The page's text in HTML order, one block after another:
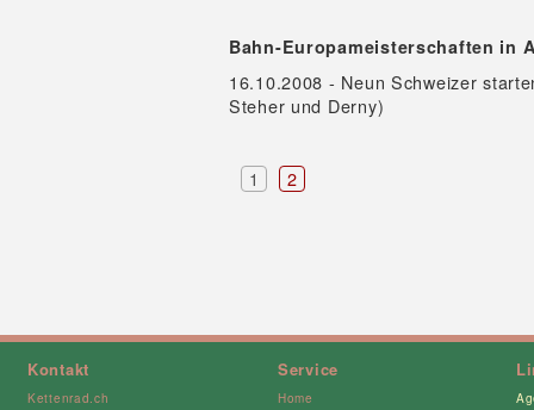
Bahn-Europameisterschaften in
16.10.2008 - Neun Schweizer
Steher und Derny)
1 2
Kontakt
Kettenrad.ch
Service
Home